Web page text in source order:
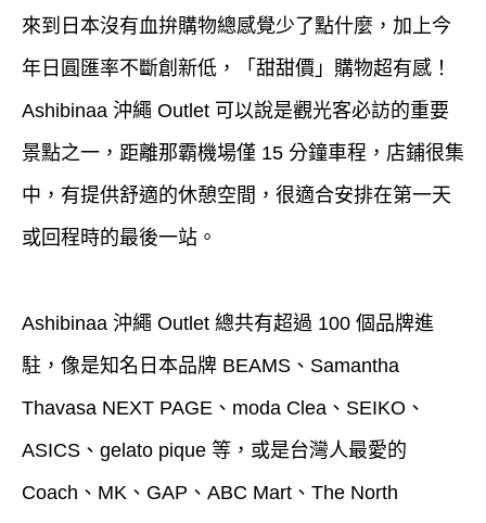
來到日本沒有血拚購物總感覺少了點什麼，加上今
年日圓匯率不斷創新低，「甜甜價」購物超有感！
Ashibinaa 沖繩 Outlet 可以說是觀光客必訪的重要
景點之一，距離那霸機場僅 15 分鐘車程，店鋪很集
中，有提供舒適的休憩空間，很適合安排在第一天
或回程時的最後一站。
Ashibinaa 沖繩 Outlet 總共有超過 100 個品牌進
駐，像是知名日本品牌 BEAMS、Samantha
Thavasa NEXT PAGE、moda Clea、SEIKO、
ASICS、gelato pique 等，或是台灣人最愛的
Coach、MK、GAP、ABC Mart、The North